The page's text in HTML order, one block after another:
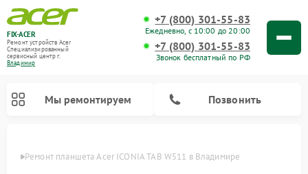
FIX-ACER
Ремонт устройств Acer
Специализированный
cервисный центр г.
Владимир
+7 (800) 301-55-83
Ежедневно, с 10:00 до 20:00
+7 (800) 301-55-83
Звонок бесплатный по РФ
Мы ремонтируем Позвонить
Ремонт планшета Acer ICONIA TAB W511 в Владимире